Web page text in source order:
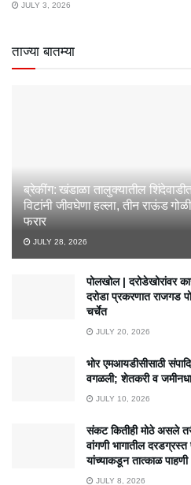
JULY 3, 2026
ताज्या बातम्या
ब्रेकींग: खंडाळा तालुक्यातील
विटांनी जीवघेणा हल्ला, तीन राऊंड
फरार
JULY 28, 2026
पोलखोल | दरोडेखोरांवर
दरोडा प्रकरणात राजगड
चर्चेत
JULY 20, 2026
भोर एमआयडीसीसाठी
वगळली; शेतकरी व
JULY 10, 2026
संकट कितीही मोठे असले
वांगणी भागातील दरडग्रस्त
यांच्याकडून तात्काळ पाहणी
JULY 8, 2026